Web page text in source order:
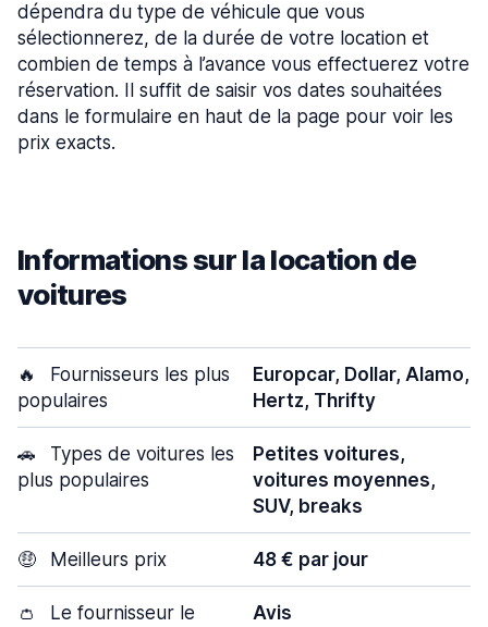
dépendra du type de véhicule que vous
sélectionnerez, de la durée de votre location et
combien de temps à l’avance vous effectuerez votre
réservation. Il suffit de saisir vos dates souhaitées
dans le formulaire en haut de la page pour voir les
prix exacts.
Informations sur la location de
voitures
🔥
Fournisseurs les plus
populaires
Europcar, Dollar, Alamo,
Hertz, Thrifty
🚗
Types de voitures les
plus populaires
Petites voitures,
voitures moyennes,
SUV, breaks
🤑 Meilleurs prix 48 € par jour
👛
Le fournisseur le
Avis